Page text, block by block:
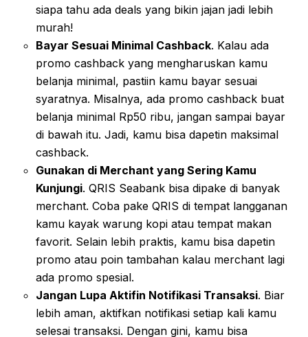
siapa tahu ada deals yang bikin jajan jadi lebih
murah!
Bayar Sesuai Minimal Cashback. Kalau ada
promo cashback yang mengharuskan kamu
belanja minimal, pastiin kamu bayar sesuai
syaratnya. Misalnya, ada promo cashback buat
belanja minimal Rp50 ribu, jangan sampai bayar
di bawah itu. Jadi, kamu bisa dapetin maksimal
cashback.
Gunakan di Merchant yang Sering Kamu
Kunjungi. QRIS Seabank bisa dipake di banyak
merchant. Coba pake QRIS di tempat langganan
kamu kayak warung kopi atau tempat makan
favorit. Selain lebih praktis, kamu bisa dapetin
promo atau poin tambahan kalau merchant lagi
ada promo spesial.
Jangan Lupa Aktifin Notifikasi Transaksi. Biar
lebih aman, aktifkan notifikasi setiap kali kamu
selesai transaksi. Dengan gini, kamu bisa